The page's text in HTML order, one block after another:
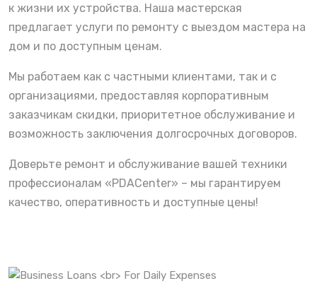
к жизни их устройства. Наша мастерская
предлагает услуги по ремонту с выездом мастера на
дом и по доступным ценам.
Мы работаем как с частными клиентами, так и с
организациями, предоставляя корпоративным
заказчикам скидки, приоритетное обслуживание и
возможность заключения долгосрочных договоров.
Доверьте ремонт и обслуживание вашей техники
профессионалам «PDACenter» – мы гарантируем
качество, оперативность и доступные цены!